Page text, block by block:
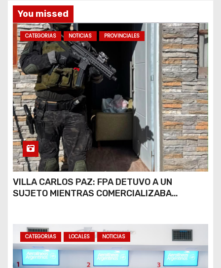
s
You missed
CATEGORIAS NOTICIAS PROVINCIALES
VILLA CARLOS PAZ: FPA DETUVO A UN
SUJETO MIENTRAS COMERCIALIZABA
CATEGORIAS LOCALES NOTICIAS